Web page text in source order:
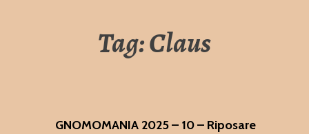
Tag:Claus
GNOMOMANIA 2025 – 10 – Riposare